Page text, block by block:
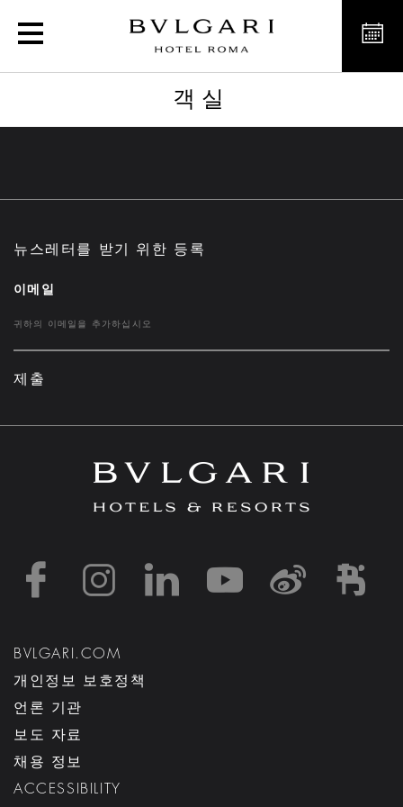
객실
객실
뉴스레터를 받기 위한 등록
이메일
제출
https://https://https://
https://
BVLGARI.COM
개인정보 보호정책
언론 기관
보도 자료
채용 정보
ACCESSIBILITY